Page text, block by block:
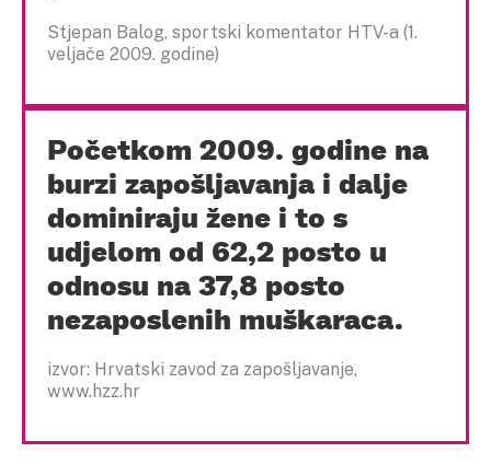
Stjepan Balog, sportski komentator HTV-a (1.
veljače 2009. godine)
Početkom 2009. godine na
burzi zapošljavanja i dalje
dominiraju žene i to s
udjelom od 62,2 posto u
odnosu na 37,8 posto
nezaposlenih muškaraca.
izvor: Hrvatski zavod za zapošljavanje,
www.hzz.hr